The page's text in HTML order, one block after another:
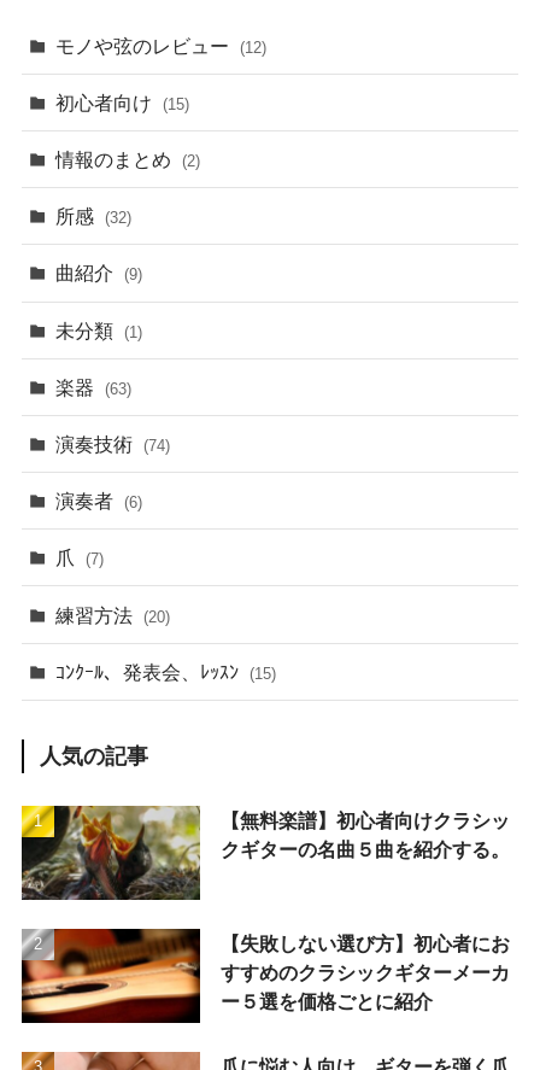
モノや弦のレビュー (12)
初心者向け (15)
情報のまとめ (2)
所感 (32)
曲紹介 (9)
未分類 (1)
楽器 (63)
演奏技術 (74)
演奏者 (6)
爪 (7)
練習方法 (20)
ｺﾝｸｰﾙ、発表会、ﾚｯｽﾝ (15)
人気の記事
【無料楽譜】初心者向けクラシッ
クギターの名曲５曲を紹介する。
【失敗しない選び方】初心者にお
すすめのクラシックギターメーカ
ー５選を価格ごとに紹介